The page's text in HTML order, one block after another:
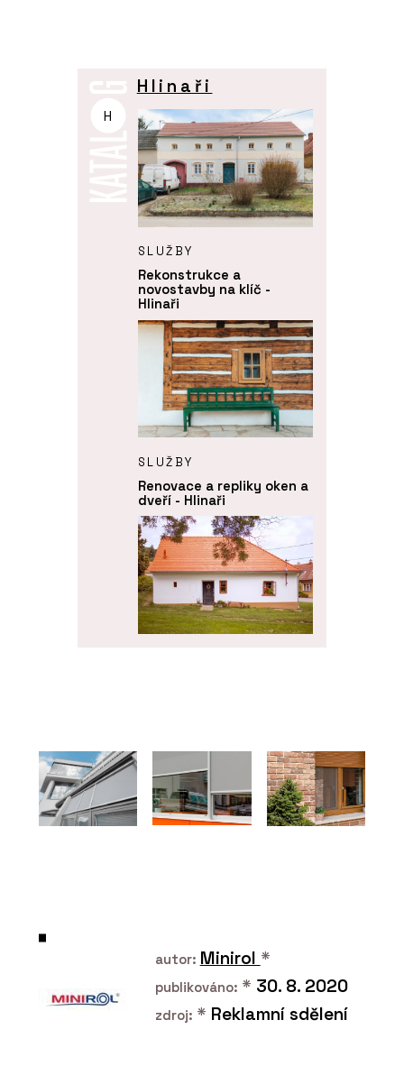
H
Hlinaři
SLUŽBY
Rekonstrukce a
novostavby na klíč -
Hlinaři
SLUŽBY
Renovace a repliky oken a
dveří - Hlinaři
SLUŽBY
autor: Minirol *
publikováno: * 30. 8. 2020
zdroj: * Reklamní sdělení